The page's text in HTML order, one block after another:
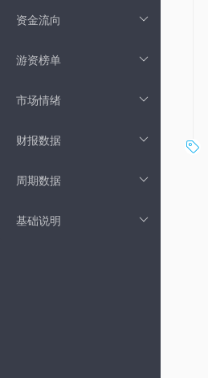
资金流向
游资榜单
市场情绪
财报数据
周期数据
基础说明
